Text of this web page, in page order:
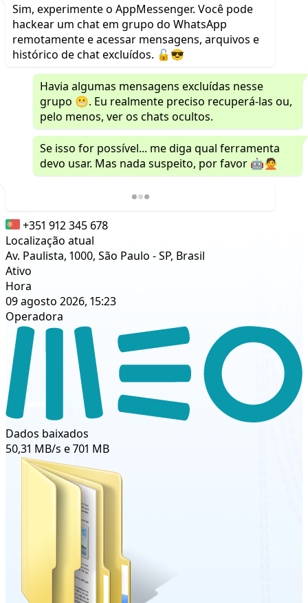
Sim, experimente o AppMessenger. Você pode
hackear um chat em grupo do WhatsApp
remotamente e acessar mensagens, arquivos e
histórico de chat excluídos. 🔓😎
Havia algumas mensagens excluídas nesse
grupo 😬. Eu realmente preciso recuperá-las ou,
pelo menos, ver os chats ocultos.
Se isso for possível... me diga qual ferramenta
devo usar. Mas nada suspeito, por favor 🤖🙅
+351 912 345 678
Localização atual
Av. Paulista, 1000, São Paulo - SP, Brasil
Ativo
Hora
09 agosto 2026, 15:23
Operadora
Dados baixados
50,31 MB/s e 701 MB